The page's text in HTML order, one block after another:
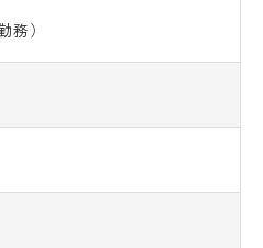
務）